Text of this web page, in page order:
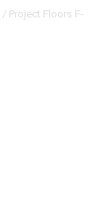
/ Project Floors F-